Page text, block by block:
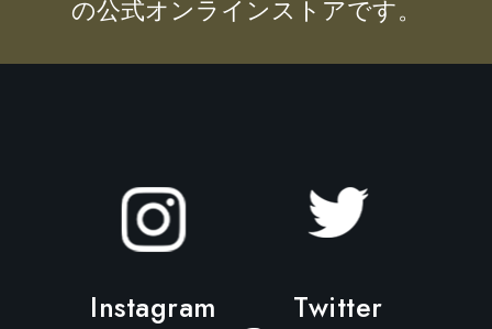
の公式オンラインストアです。
Instagram Twitter